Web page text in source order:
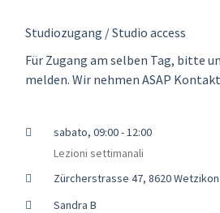
Studiozugang / Studio access
Für Zugang am selben Tag, bitte
melden. Wir nehmen ASAP
sabato, 09:00 - 12:00
Lezioni settimanali
Zürcherstrasse 47, 8620 Wetzikon
Sandra B